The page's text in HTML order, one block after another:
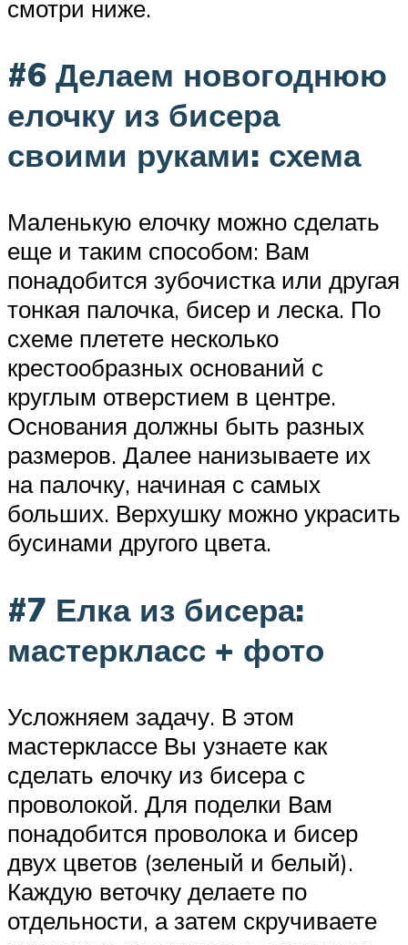
смотри ниже.
#6 Делаем новогоднюю
елочку из бисера
своими руками: схема
Маленькую елочку можно сделать
еще и таким способом: Вам
понадобится зубочистка или другая
тонкая палочка, бисер и леска. По
схеме плетете несколько
крестообразных оснований с
круглым отверстием в центре.
Основания должны быть разных
размеров. Далее нанизываете их
на палочку, начиная с самых
больших. Верхушку можно украсить
бусинами другого цвета.
#7 Елка из бисера:
мастеркласс + фото
Усложняем задачу. В этом
мастерклассе Вы узнаете как
сделать елочку из бисера с
проволокой. Для поделки Вам
понадобится проволока и бисер
двух цветов (зеленый и белый).
Каждую веточку делаете по
отдельности, а затем скручиваете